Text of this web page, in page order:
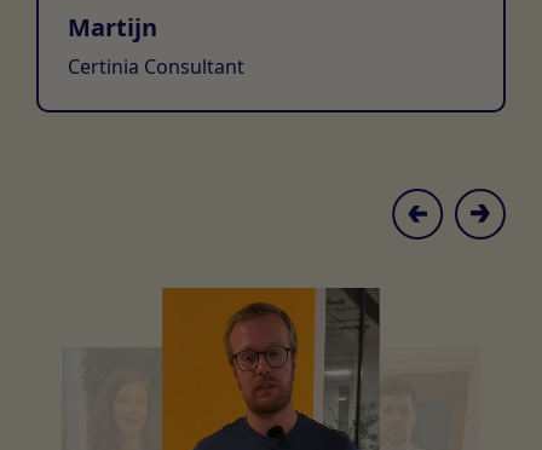
Martijn
Certinia Consultant